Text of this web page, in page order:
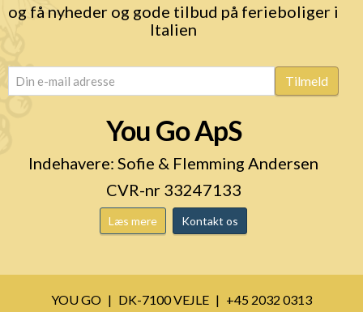
og få nyheder og gode tilbud på ferieboliger i
Italien
email (Påkrævet) Tilmeld
You Go ApS
Indehavere: Sofie & Flemming Andersen
CVR-nr 33247133
Læs mere Kontakt os
YOU GO DK-7100 VEJLE
+45 2032 0313